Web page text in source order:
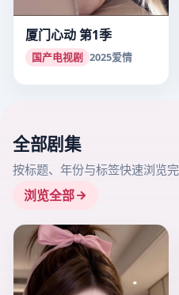
厦门心动 第1季
国产电视剧 2025爱情
全部剧集
按标题、年份与标签快速浏览
浏览全部